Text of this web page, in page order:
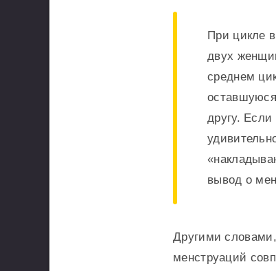
При цикле
двух
среднем
другу.
вывод о
Другими
менструаций